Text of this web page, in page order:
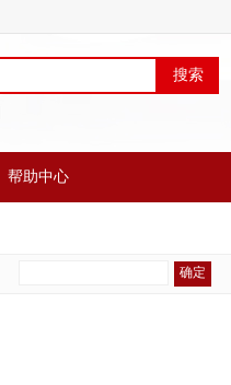
搜索
帮助中心
确定